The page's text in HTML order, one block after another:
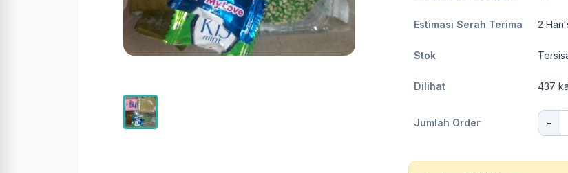
Estimasi Serah Terima 2 Hari
Stok
Dilihat 437
Jumlah Order -